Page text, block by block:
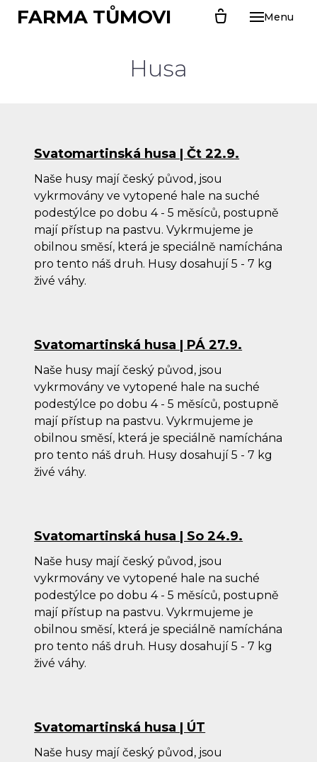
Menu
FARMA TŮMOVI
Husa
Svatomartinská husa | Čt 22.9.
Naše husy mají český původ, jsou
vykrmovány ve vytopené hale na suché
podestýlce po dobu 4 - 5 měsíců, postupně
mají přístup na pastvu. Vykrmujeme je
obilnou směsí, která je speciálně namíchána
pro tento náš druh. Husy dosahují 5 - 7 kg
živé váhy.
Svatomartinská husa | PÁ 27.9.
Naše husy mají český původ, jsou
vykrmovány ve vytopené hale na suché
podestýlce po dobu 4 - 5 měsíců, postupně
mají přístup na pastvu. Vykrmujeme je
obilnou směsí, která je speciálně namíchána
pro tento náš druh. Husy dosahují 5 - 7 kg
živé váhy.
Svatomartinská husa | So 24.9.
Naše husy mají český původ, jsou
vykrmovány ve vytopené hale na suché
podestýlce po dobu 4 - 5 měsíců, postupně
mají přístup na pastvu. Vykrmujeme je
obilnou směsí, která je speciálně namíchána
pro tento náš druh. Husy dosahují 5 - 7 kg
živé váhy.
Svatomartinská husa | ÚT
Naše husy mají český původ, jsou